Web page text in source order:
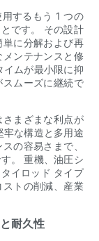
するもう 1 つの
です。 その設計
に分解および再
ンテナンスと修
ムが最小限に抑
ムーズに継続で
まざまな利点が
牢な構造と多用途
の容易さまで、
。 重機、油圧シ
イロッド タイプ
トの削減、産業
耐久性